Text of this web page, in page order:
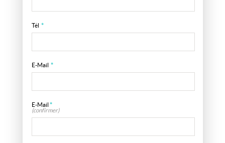
Tél *
E-Mail *
E-Mail *
(confirmer)